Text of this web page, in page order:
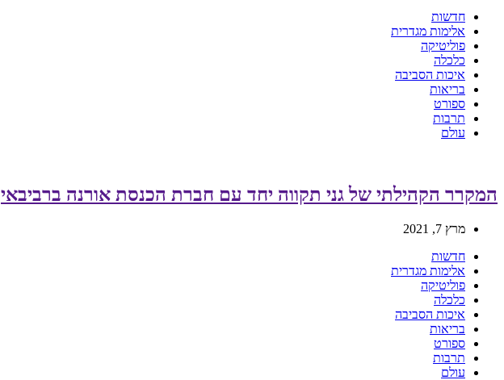
חדשות
אלימות מגדרית
פוליטיקה
כלכלה
איכות הסביבה
בריאות
ספורט
תרבות
עולם
המקרר הקהילתי של גני תקווה יחד עם חברת הכנסת אורנה ברביבאי
מרץ 7, 2021
חדשות
אלימות מגדרית
פוליטיקה
כלכלה
איכות הסביבה
בריאות
ספורט
תרבות
עולם